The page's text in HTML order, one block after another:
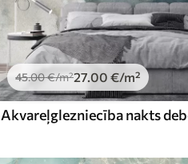
45.00€/m²27.00 €/m²